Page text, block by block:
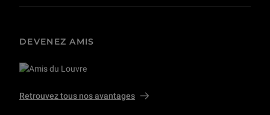
DEVENEZ AMIS
Retrouvez tous nos avantages